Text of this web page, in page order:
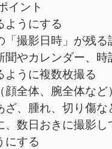
イント
ようにする
撮影日時」が残る
聞やカレンダー、時
ように複数枚撮る
全体、腕全体など
、腫れ、切り傷な
、数日おきに撮影し
にする